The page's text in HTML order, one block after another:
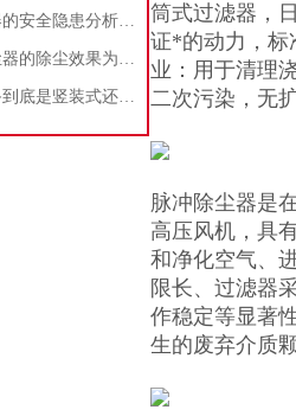
石墨粉尘除尘器的安全隐患分析及应对措施
防爆型工业集尘器的除尘效果为何不佳？
滤筒式集尘设备到底是竖装式还是横装式？
筒式过滤器，
证*的动力，标
业：用于清理
二次污染，无
脉冲除尘器是
高压风机，具
和净化空气、
限长、过滤器
作稳定等显著
生的废弃介质